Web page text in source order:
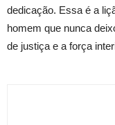
dedicação. Essa é a
homem que nunca
de justiça e a força